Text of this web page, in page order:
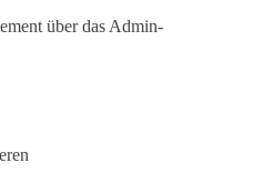
über das Admin-